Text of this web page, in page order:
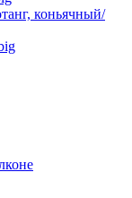
коньячный/